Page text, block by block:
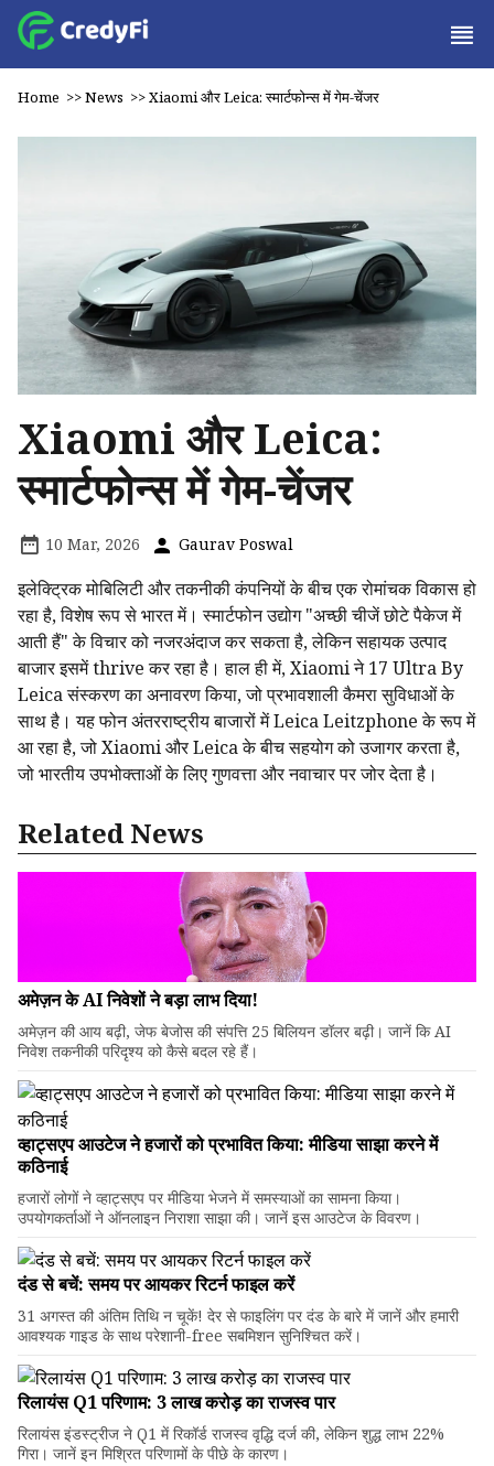
Home >>News >>Xiaomi और Leica: स्मार्टफोन्स में गेम-चेंजर
Xiaomi और Leica:
स्मार्टफोन्स में गेम-चेंजर
10 Mar, 2026 Gaurav Poswal
इलेक्ट्रिक मोबिलिटी और तकनीकी कंपनियों के बीच एक रोमांचक विकास हो
रहा है, विशेष रूप से भारत में। स्मार्टफोन उद्योग "अच्छी चीजें छोटे पैकेज में
आती हैं" के विचार को नजरअंदाज कर सकता है, लेकिन सहायक उत्पाद
बाजार इसमें thrive कर रहा है। हाल ही में, Xiaomi ने 17 Ultra By
Leica संस्करण का अनावरण किया, जो प्रभावशाली कैमरा सुविधाओं के
साथ है। यह फोन अंतरराष्ट्रीय बाजारों में Leica Leitzphone के रूप में
आ रहा है, जो Xiaomi और Leica के बीच सहयोग को उजागर करता है,
जो भारतीय उपभोक्ताओं के लिए गुणवत्ता और नवाचार पर जोर देता है।
Related News
अमेज़न के AI निवेशों ने बड़ा लाभ दिया!
अमेज़न की आय बढ़ी, जेफ बेजोस की संपत्ति 25 बिलियन डॉलर बढ़ी। जानें कि AI
निवेश तकनीकी परिदृश्य को कैसे बदल रहे हैं।
व्हाट्सएप आउटेज ने हजारों को प्रभावित किया: मीडिया साझा करने में
कठिनाई
हजारों लोगों ने व्हाट्सएप पर मीडिया भेजने में समस्याओं का सामना किया।
उपयोगकर्ताओं ने ऑनलाइन निराशा साझा की। जानें इस आउटेज के विवरण।
दंड से बचें: समय पर आयकर रिटर्न फाइल करें
31 अगस्त की अंतिम तिथि न चूकें! देर से फाइलिंग पर दंड के बारे में जानें और हमारी
आवश्यक गाइड के साथ परेशानी-free सबमिशन सुनिश्चित करें।
रिलायंस Q1 परिणाम: ₹3 लाख करोड़ का राजस्व पार
रिलायंस इंडस्ट्रीज ने Q1 में रिकॉर्ड राजस्व वृद्धि दर्ज की, लेकिन शुद्ध लाभ 22%
गिरा। जानें इन मिश्रित परिणामों के पीछे के कारण।